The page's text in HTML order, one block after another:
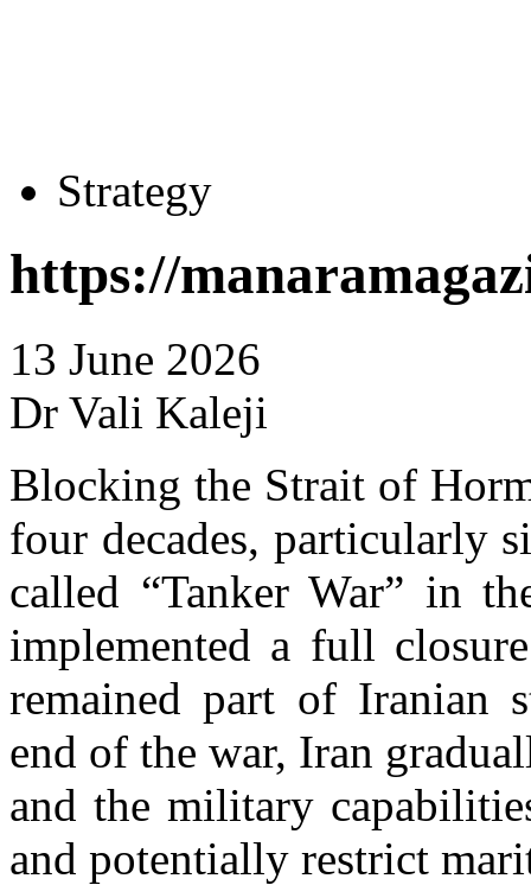
Strategy
https://
13 June 2026
Dr Vali Kaleji
Blocking the Strait of
four decades, particularly
called “Tanker War” in
implemented a full
remained part of Iranian
end of the war, Iran
and the military
and potentially restrict